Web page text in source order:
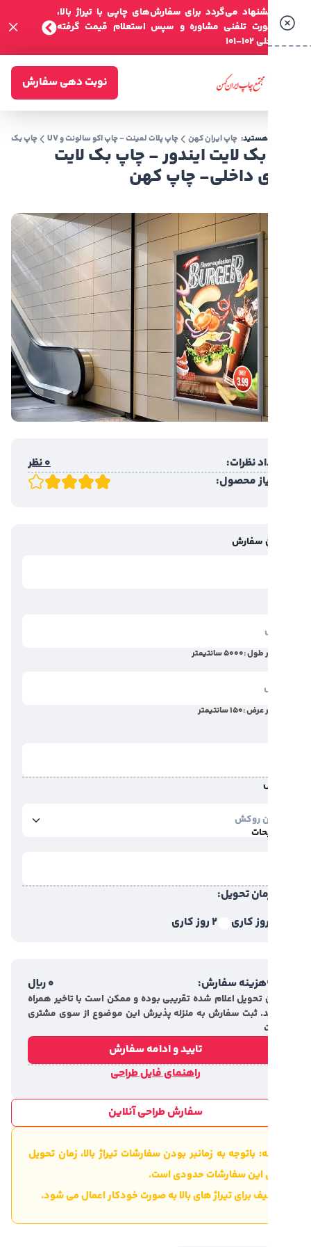
می‌گردد برای سفارش‌های چاپی با تیراژ بالا،
تلفنی مشاوره و سپس استعلام قیمت گرفته
101
نوبت دهی سفارش
لایت ایندور - چاپ بک لایت
داخلی- چاپ کهن
چاپ ایران کهن چاپ پلات لمینت - چاپ اکو سالونت و UV چاپ بک لایت بک لایت
محصول:
5000سانتیمتر
سانتیمتر
تحویل:
2 روز کاری
هزینه سفارش:
تحویل اعلام شده تقریبی بوده و ممکن است با تاخیر همراه
ثبت سفارش به منزله پذیرش این موضوع از سوی مشتری
تایید و ادامه سفارش
راهنمای فایل طراحی
سفارش طراحی آنلاین
باتوجه به زمانبر بودن سفارشات تیراژ بالا، زمان تحویل
این سفارشات حدودی است.
برای تیراژ های بالا به صورت خودکار اعمال می شود.